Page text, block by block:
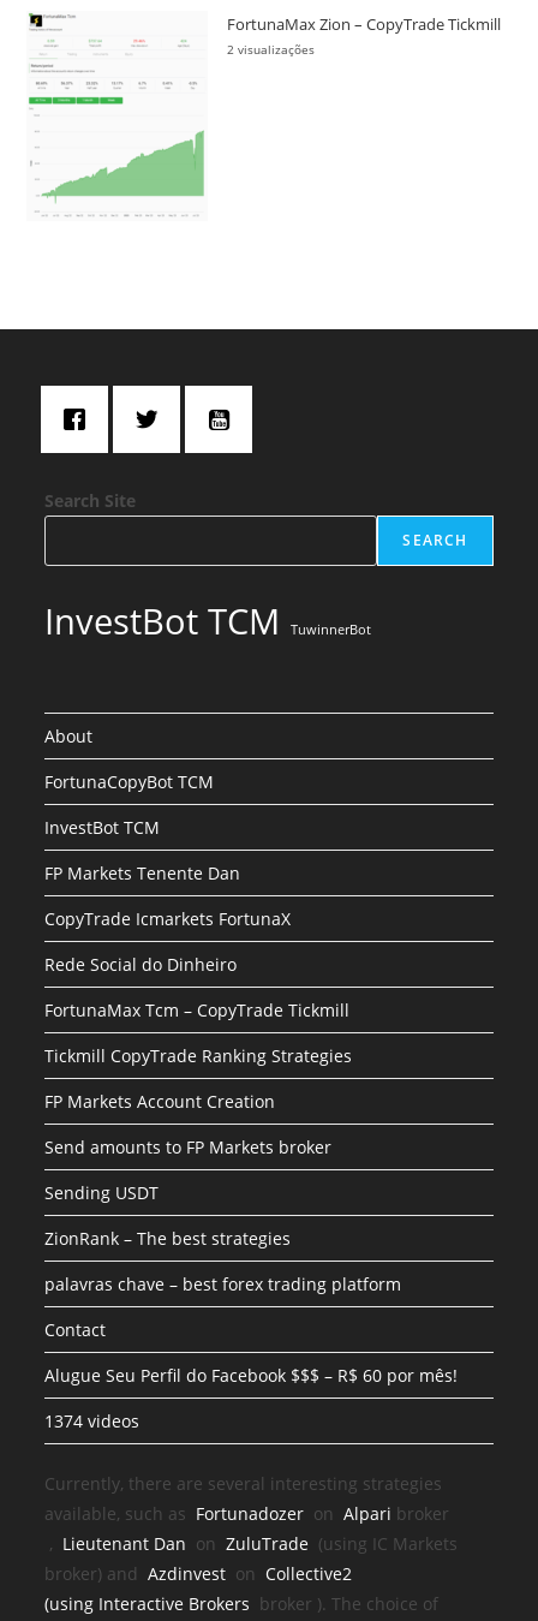
FortunaMax Zion – CopyTrade Tickmill
2 visualizações
Search Site
SEARCH
InvestBot TCM TuwinnerBot
About
FortunaCopyBot TCM
InvestBot TCM
FP Markets Tenente Dan
CopyTrade Icmarkets FortunaX
Rede Social do Dinheiro
FortunaMax Tcm – CopyTrade Tickmill
Tickmill CopyTrade Ranking Strategies
FP Markets Account Creation
Send amounts to FP Markets broker
Sending USDT
ZionRank – The best strategies
palavras chave – best forex trading platform
Contact
Alugue Seu Perfil do Facebook $$$ – R$ 60 por mês!
1374 videos
Currently, there are several interesting strategies
available, such as Fortunadozer onAlpari broker
, Lieutenant Dan onZuluTrade (using IC Markets
broker) andAzdinvest onCollective2
(using Interactive Brokers broker ). The choice of